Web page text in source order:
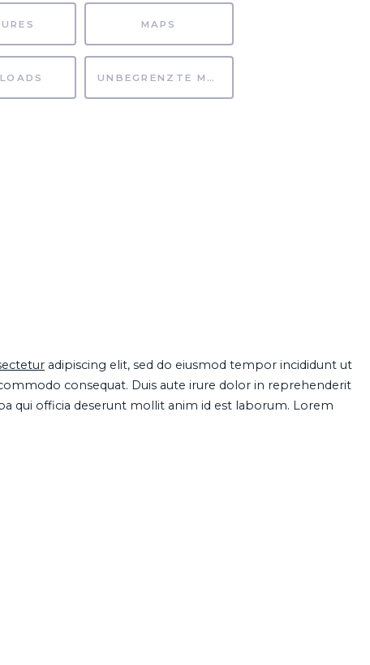
MAPS
UNBEGRENZTE MÖGLICHKEITEN
adipiscing elit, sed do eiusmod tempor incididunt ut
consequat. Duis aute irure dolor in reprehenderit
qui officia deserunt mollit anim id est laborum. Lorem